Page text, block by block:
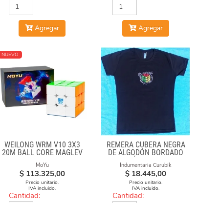
Agregar Agregar
NUEVO
WEILONG WRM V10 3X3
20M BALL CORE MAGLEV
UV
MoYu
$ 113.325,00
Precio unitario.
IVA incluido.
Cantidad:
REMERA CUBERA NEGRA
DE ALGODÓN BORDADO
"FÓRMULAS"
Indumentaria Curubik
$ 18.445,00
Precio unitario.
IVA incluido.
Cantidad: